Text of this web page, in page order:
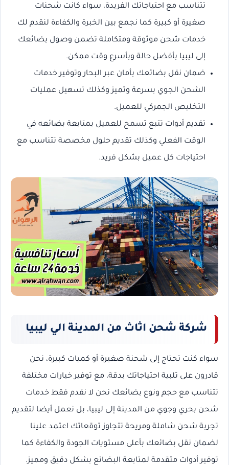
تتناسب مع احتياجاتك الفريدة، سواء كانت شحنات
صغيرة أو كبيرة كما نجمع بين الخبرة والكفاءة لنقدم لك
خدمات شحن موثوقة ومتكاملة تضمن وصول بضائعك
إلى ليبيا بأفضل حالة وبأسرع وقت ممكن.
ضمان نقل بضائعك بأمان عبر البحار وتوفير خدمات
الشحن الجوي بسرعة وتميز وكذلك تسهيل عمليات
التخليص الجمركي للعميل.
تقديم أدوات تتبع تسمح للعميل بمتابعة بضائعه في
الوقت الفعلي وكذلك تقديم حلول مخصصة تتناسب مع
احتياجات كل عميل بشكل فريد.
شركة شحن اثاث من المدينة الي ليبيا
سواء كنت تحتاج إلى شحنة صغيرة أو كميات كبيرة، نحن
قادرون على تلبية احتياجاتك بدقة، مع توفير خيارات مختلفة
تتناسب مع حجم ونوع بضائعك نحن لا نقدم فقط خدمات
شحن بحري وجوي من المدينة إلى ليبيا، بل نعمل أيضا لتقديم
تجربة شحن شاملة ومريحة تتجاوز توقعاتك اعتمد علينا
لضمان نقل بضائعك بأعلى مستويات الجودة والكفاءة كما
توفير أدوات متقدمة لمتابعة البضائع بشكل دقيق ومميز.